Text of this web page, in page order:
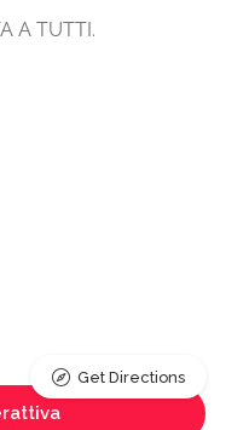
A TUTTI.
Get Directions